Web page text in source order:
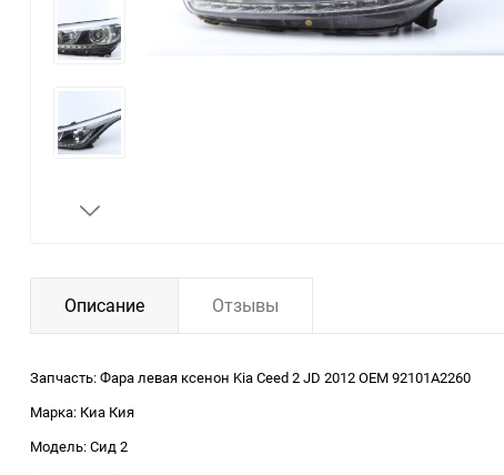
Описание Отзывы
Запчасть: Фара левая ксенон Kia Ceed 2 JD 2012 OEM 92101A2260
Марка: Киа Кия
Модель: Сид 2